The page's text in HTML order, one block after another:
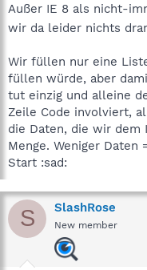
Außer IE 8 als nicht-
wir da leider nichts
Wir füllen nur eine
füllen würde, aber
tut einzig und alleine
Zeile Code involviert,
die Daten, die wir dem
Menge. Weniger
Start :sad:
S SlashRose
New member